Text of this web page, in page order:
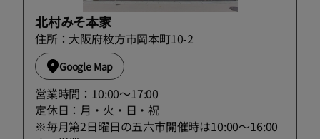
北村みそ本家
住所：大阪府枚方市岡本町10-2
Google Map
営業時間：10:00～17:00
定休日：月・火・日・祝
※毎月第2日曜日の五六市開催時は10:00～16:00